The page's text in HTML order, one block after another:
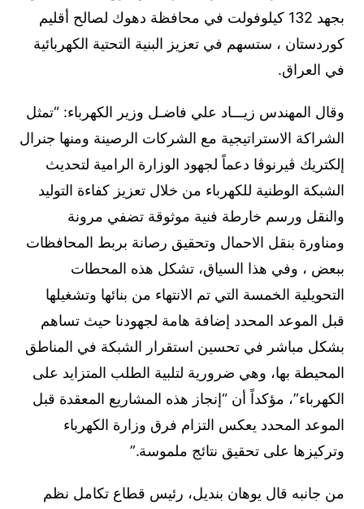
بجهد 132 كيلوفولت في محافظة دهوك لصالح أقليم
كوردستان ، ستسهم في تعزيز البنية التحتية الكهربائية
في العراق.
وقال المهندس زيـــاد علي فاضـل وزير الكهرباء: “تمثل
الشراكة الاستراتيجية مع الشركات الرصينة ومنها جنرال
إلكتريك ڤيرنوڤا دعماً لجهود الوزارة الرامية لتحديث
الشبكة الوطنية للكهرباء من خلال تعزيز كفاءة التوليد
والنقل ورسم خارطة فنية موثوقة تضفي مرونة
ومناورة بنقل الاحمال وتحقيق رصانة بربط المحافظات
ببعض ، وفي هذا السياق، تشكل هذه المحطات
التحويلية الخمسة التي تم الانتهاء من بنائها وتشغيلها
قبل الموعد المحدد إضافة هامة لجهودنا حيث تساهم
بشكل مباشر في تحسين استقرار الشبكة في المناطق
المحيطة بها، وهي ضرورية لتلبية الطلب المتزايد على
الكهرباء”، مؤكداً أن “إنجاز هذه المشاريع المعقدة قبل
الموعد المحدد يعكس التزام فرق وزارة الكهرباء
وتركيزها على تحقيق نتائج ملموسة.”
من جانبه قال يوهان بنديل، رئيس قطاع تكامل نظم